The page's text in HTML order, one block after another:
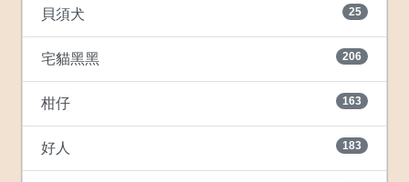
貝須犬 25
宅貓黑黑 206
柑仔 163
好人 183